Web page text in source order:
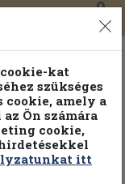
0
kat
szükséges
amely a
Ön számára
cookie,
itt